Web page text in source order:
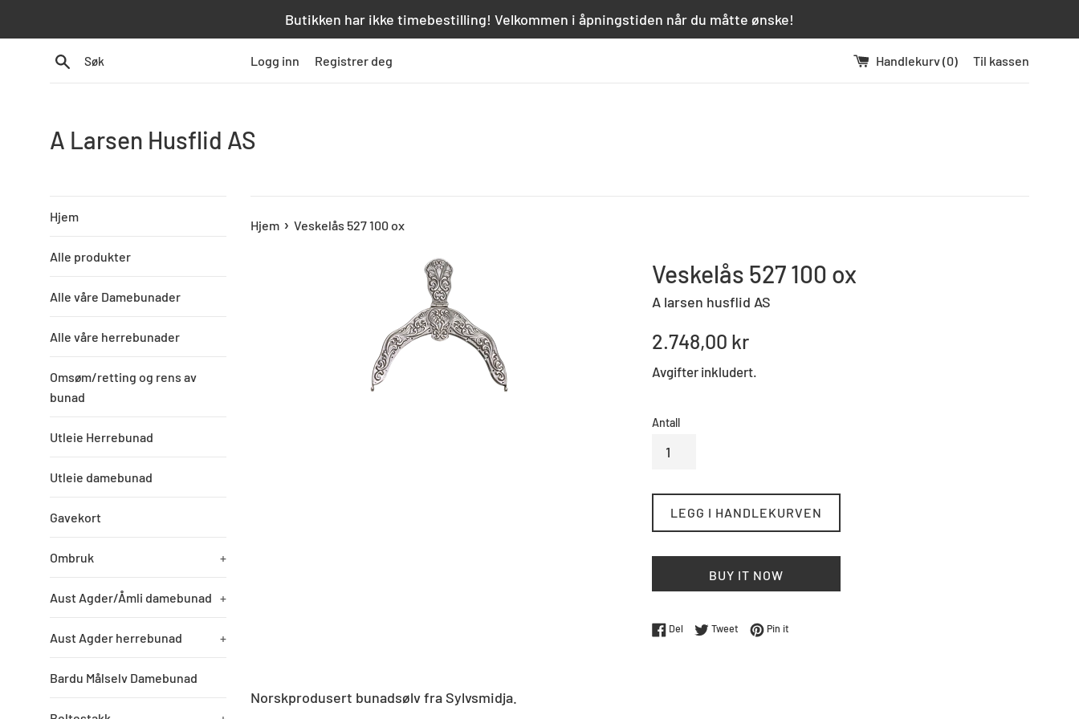
Butikken har ikke timebestilling! Velkommen i åpningstiden når du måtte ønske!
Søk Logg inn Registrer deg Handlekurv (0) Til kassen
A Larsen Husflid AS
Hjem
Alle produkter
Alle våre Damebunader
Alle våre herrebunader
Omsøm/retting og rens av
bunad
Utleie Herrebunad
Utleie damebunad
Gavekort
Ombruk +
Aust Agder/Åmli damebunad +
Aust Agder herrebunad +
Bardu Målselv Damebunad
Hjem › Veskelås 527 100 ox
Veskelås 527 100 ox
A larsen husflid AS
Standard
2.748,00 kr
Avgifter inkludert.
Antall
LEGG I HANDLEKURVEN
BUY IT NOW
Del Del på Facebook
Tweet Tweet på Twitter
Pin it
Norskprodusert bunadsølv fra Sylvsmidja.